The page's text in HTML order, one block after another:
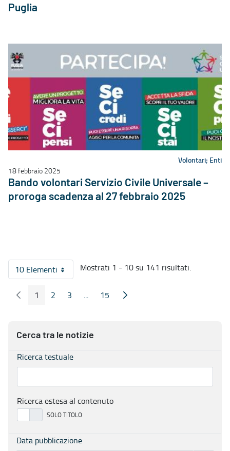
Puglia
Volontari; Enti
18 febbraio 2025
Bando volontari Servizio Civile Universale –
proroga scadenza al 27 febbraio 2025
10 ElementiPer pagina
Mostrati 1 - 10 su 141 risultati.
Pagina Precedente
Pagina
1 Pagina
2 Pagina
3 ...
Pagine intermedie
Pagina
15 Pagina Seguente
Cerca tra le notizie
Ricerca testuale
Ricerca estesa al contenuto
Data pubblicazione